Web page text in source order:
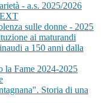
- a.s. 2025/2026
sulle donne - 2025
ai maturandi
a 150 anni dalla
la Fame 2024-2025
Storia di una